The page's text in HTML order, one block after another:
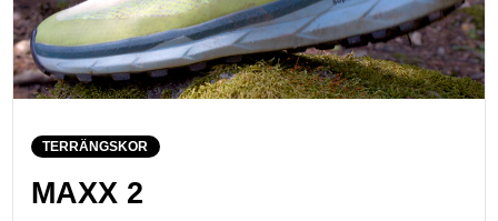
TERRÄNGSKOR
MAXX 2